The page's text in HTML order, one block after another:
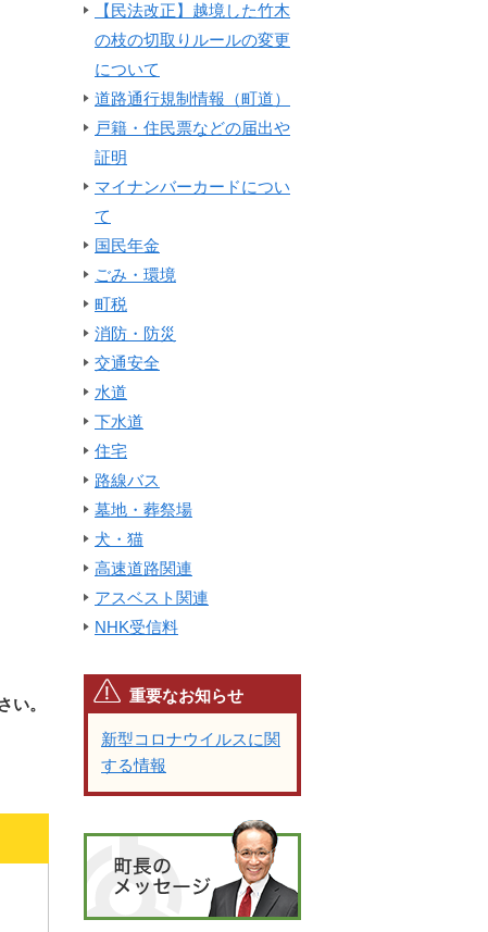
い。
【民法改正】越境した竹木
の枝の切取りルールの変更
について
道路通行規制情報（町道）
戸籍・住民票などの届出や
証明
マイナンバーカードについ
て
国民年金
ごみ・環境
町税
消防・防災
交通安全
水道
下水道
住宅
路線バス
墓地・葬祭場
犬・猫
高速道路関連
アスベスト関連
NHK受信料
重要なお知らせ
新型コロナウイルスに関
する情報